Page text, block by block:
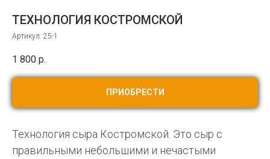
ТЕХНОЛОГИЯ КОСТРОМСКОЙ
Артикул: 25-1
1 800 р.
ПРИОБРЕСТИ
Технология сыра Костромской. Это сыр с
правильными небольшими и нечастыми